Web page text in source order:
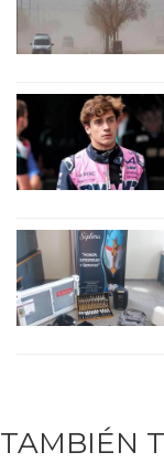
TAMBIÉN